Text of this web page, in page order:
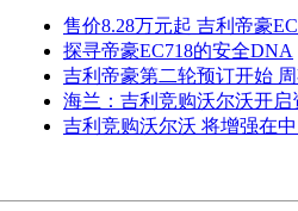
售价8.28万元起 吉利帝豪
探寻帝豪EC718的安全DNA
吉利帝豪第二轮预订开始
海兰：吉利竞购沃尔沃开启
吉利竞购沃尔沃 将增强在